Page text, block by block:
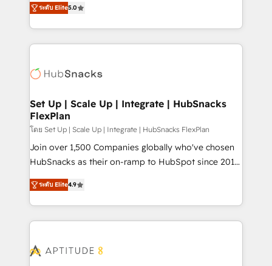
inbound marketing tactics, we focus on
understanding, nurturing, and converting leads.
competitive market.
implementations for mid-market & enterprise
companies. We are woman-owned, powered by
coffee, and we ❤️ dogs. We produce award-winning
Impact Award 🏆2022 Technical Expertise Impact
Award 🏆2020 Elite Solutions Partner 🏆2019
Integrations HubSpot Impact Award 🏆2019
Marketing Enablement HubSpot Impact Award 🏆
2018 Website Design HubSpot Impact Award 🏆2017
Website Design HubSpot Impact Award 🏆2016
Sales Enablement HubSpot Impact Award 🏆2015
Growth-Driven Design Agency of the Year 🏆2015
COS Design Award 🏆2013 HubSpot Marketplace
ระดับ Elite5.0
Set Up | Scale Up | Integrate | HubSnacks
FlexPlan
โดย Set Up | Scale Up | Integrate | HubSnacks FlexPlan
Join over 1,500 Companies globally who've chosen
HubSnacks as their on-ramp to HubSpot since 2014
Simple pay-as-you-go plans that accelerate value...
1️⃣ Set Up | Onboarding New or Check-fixing existing
HubSpot portals 2️⃣ Scale Up | 100% HubSpot Task
Execution... Global 24/7 ... All Experts 3️⃣ Integrate |
Slash months from your API Integration project... ⬅️
ระดับ Elite4.9